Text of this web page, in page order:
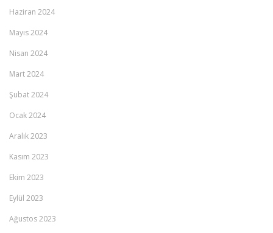
Haziran 2024
Mayıs 2024
Nisan 2024
Mart 2024
Şubat 2024
Ocak 2024
Aralık 2023
Kasım 2023
Ekim 2023
Eylül 2023
Ağustos 2023